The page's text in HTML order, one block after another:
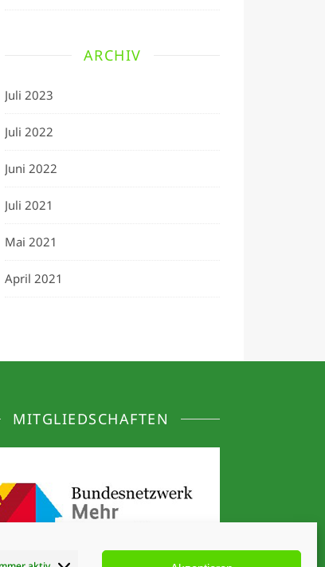
ARCHIV
Juli 2023
Juli 2022
Juni 2022
Juli 2021
Mai 2021
April 2021
MITGLIEDSCHAFTEN